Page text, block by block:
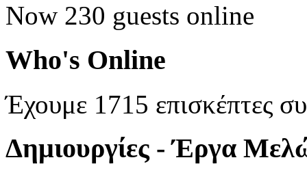
Now 230 guests online
Who's Online
Έχουμε 1715 επισκέπτες
Δημιουργίες - Έργα